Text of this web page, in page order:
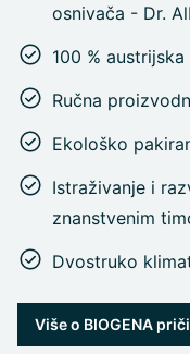
osnivača - Dr.
100 %
Ručna
Ekološko
Istraživanje i
znanstvenim
Dvostruko
Više o BIOGENA priči